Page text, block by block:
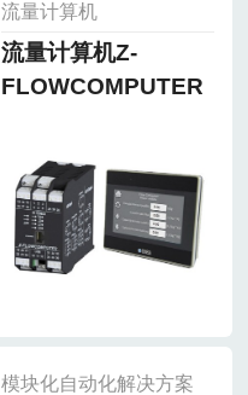
流量计算机
流量计算机Z-
FLOWCOMPUTER
模块化自动化解决方案